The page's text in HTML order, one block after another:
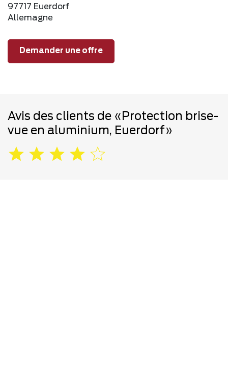
97717 Euerdorf
Allemagne
Demander une offre
Avis des clients de «Protection brise-
vue en aluminium, Euerdorf»